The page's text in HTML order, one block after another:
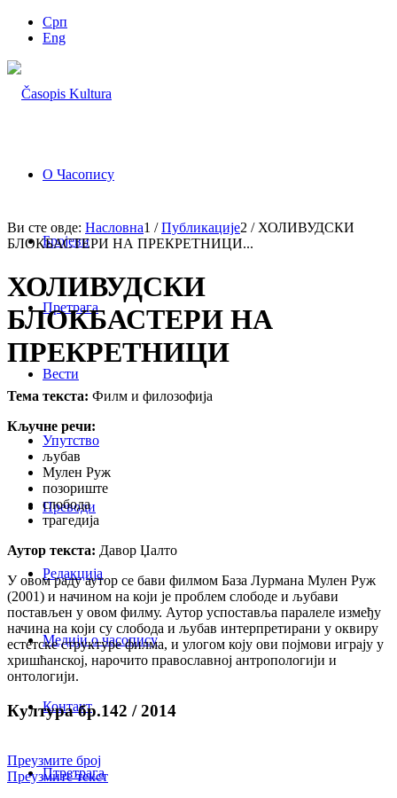
Срп
Eng
О Часопису
Бројеви
Претрага
Вести
Упутство
Преводи
Редакција
Медији о часопису
Контакт
Птретрага
Ви сте овде: Насловна1 / Публикације2 / ХОЛИВУДСКИ
БЛОКБАСТЕРИ НА ПРЕКРЕТНИЦИ...
ХОЛИВУДСКИ
БЛОКБАСТЕРИ НА
ПРЕКРЕТНИЦИ
Тема текста: Филм и филозофија
Кључне речи:
љубав
Мулен Руж
позориште
слобода
трагедија
Аутор текста: Давор Џалто
У овом раду аутор се бави филмом База Лурмана Мулeн Руж
(2001) и начином на који је проблем слободе и љубави
постављен у овом филму. Аутор успоставља паралеле између
начина на који су слобода и љубав интерпретирани у оквиру
естетске структуре филма, и улогом коју ови појмови играју у
хришћанској, нарочито православној антропологији и
онтологији.
Култура бр.142 / 2014
Преузмите број
Преузмите текст